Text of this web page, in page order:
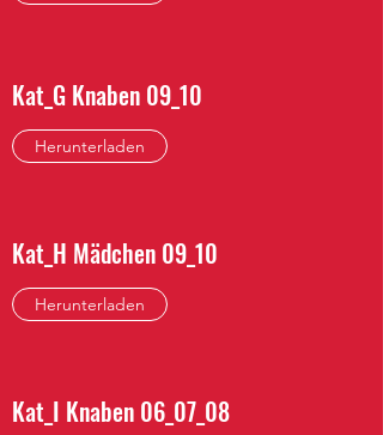
Kat_G Knaben 09_10
Herunterladen
Kat_H Mädchen 09_10
Herunterladen
Kat_I Knaben 06_07_08